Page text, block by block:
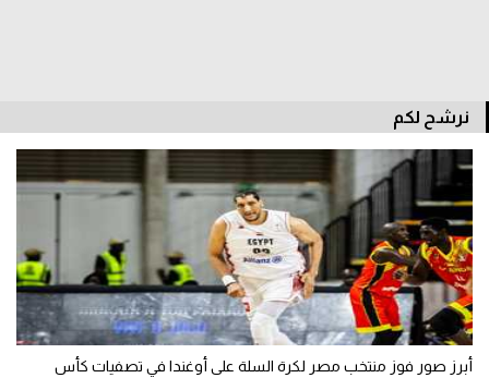
نرشح لكم
أبرز صور فوز منتخب مصر لكرة السلة على أوغندا في تصفيات كأس